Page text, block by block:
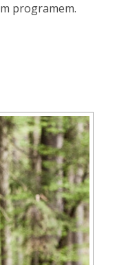
programem.